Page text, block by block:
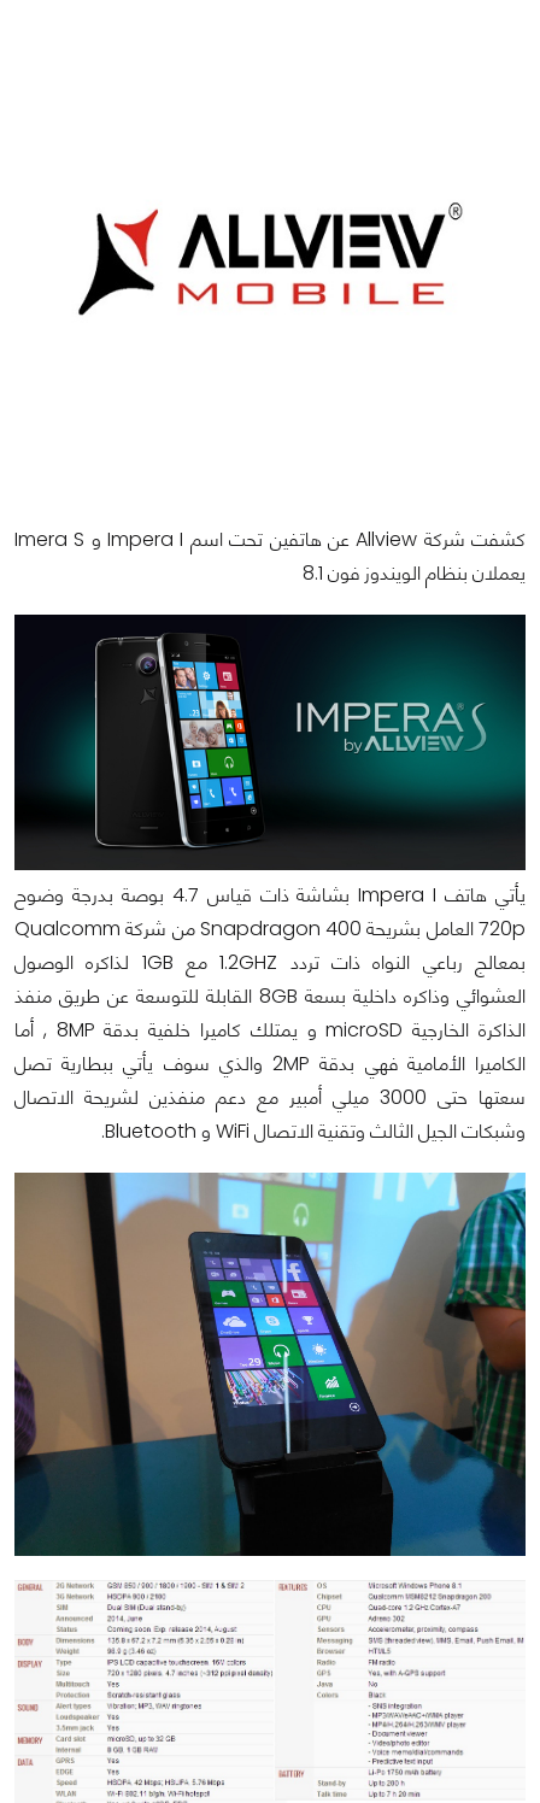
كشفت شركة Allview عن هاتفين تحت اسم Impera I و Imera S
يعملان بنظام الويندوز فون 8.1
يأتي هاتف Impera I بشاشة ذات قياس 4.7 بوصة بدرجة وضوح
720p العامل بشريحة Snapdragon 400 من شركة Qualcomm
بمعالج رباعي النواه ذات تردد 1.2GHZ مع 1GB لذاكره الوصول
العشوائي وذاكره داخلية بسعة 8GB القابلة للتوسعة عن طريق منفذ
الذاكرة الخارجية microSD و يمتلك كاميرا خلفية بدقة 8MP , أما
الكاميرا الأمامية فهي بدقة 2MP والذي سوف يأتي ببطارية تصل
سعتها حتى 3000 ميلي أمبير مع دعم منفذين لشريحة الاتصال
وشبكات الجيل الثالث وتقنية الاتصال WiFi و Bluetooth.